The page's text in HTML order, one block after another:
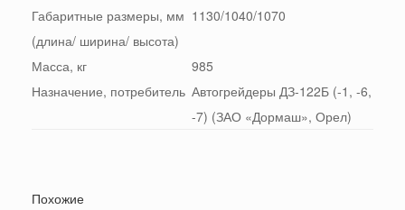
Габаритные размеры, мм
(длина/ ширина/ высота)
1130/1040/1070
Масса, кг
985
Назначение, потребитель Автогрейдеры ДЗ-122Б (-1, -6,
-7) (ЗАО «Дормаш», Орел)
Похожие